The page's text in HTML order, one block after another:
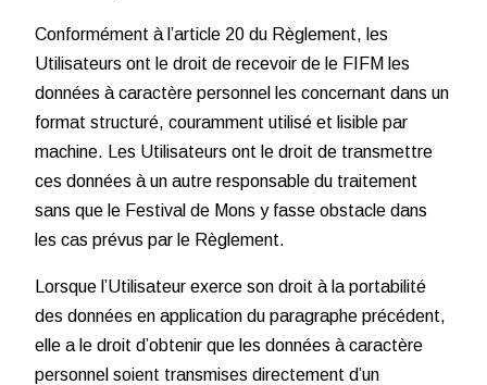
Conformément à l’article 20 du Règlement, les
Utilisateurs ont le droit de recevoir de le FIFM les
données à caractère personnel les concernant dans un
format structuré, couramment utilisé et lisible par
machine. Les Utilisateurs ont le droit de transmettre
ces données à un autre responsable du traitement
sans que le Festival de Mons y fasse obstacle dans
les cas prévus par le Règlement.
Lorsque l’Utilisateur exerce son droit à la portabilité
des données en application du paragraphe précédent,
elle a le droit d’obtenir que les données à caractère
personnel soient transmises directement d’un